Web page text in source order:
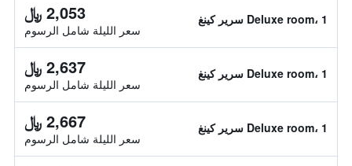
Deluxe room، 1 سرير كينغ 2,053 ﷼
سعر الليلة شامل الرسوم
Deluxe room، 1 سرير كينغ 2,637 ﷼
سعر الليلة شامل الرسوم
Deluxe room، 1 سرير كينغ 2,667 ﷼
سعر الليلة شامل الرسوم